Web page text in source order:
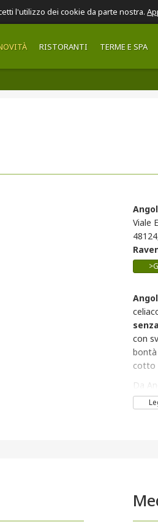
l'utilizzo dei cookie da parte nostra.
RISTORANTI TERME E SPA
Viale
con
cotto
Da